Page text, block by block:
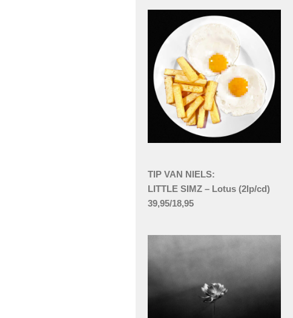
TIP VAN NIELS:
LITTLE SIMZ – Lotus (2lp/cd)
39,95/18,95